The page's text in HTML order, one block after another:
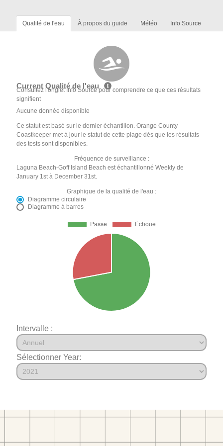
Qualité de l'eau À propos du guide Météo Info Source
Current Qualité de l'eau
Consultez l'onglet Info Source pour comprendre ce que ces résultats
signifient
Aucune donnée disponible
Ce statut est basé sur le dernier échantillon. Orange County
Coastkeeper met à jour le statut de cette plage dès que les résultats
des tests sont disponibles.
Fréquence de surveillance :
Laguna Beach-Goff Island Beach est échantillonné Weekly de
January 1st à December 31st.
Graphique de la qualité de l'eau :
Diagramme circulaire
Diagramme à barres
Intervalle :
Sélectionner Year: